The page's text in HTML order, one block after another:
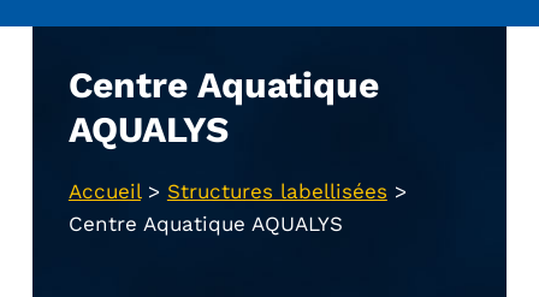
Centre Aquatique
AQUALYS
Accueil> Structures labellisées >
Centre Aquatique AQUALYS